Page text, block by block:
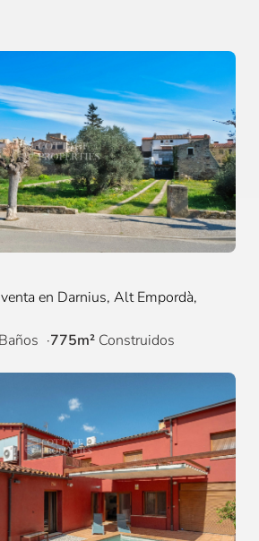
en Darnius, Alt Empordà,
Baños 775m² Construidos